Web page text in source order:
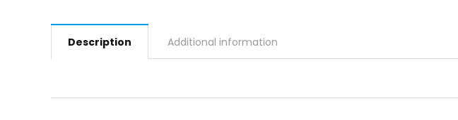
Description Additional information